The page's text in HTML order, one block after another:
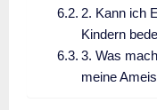
2. Kann ich
Kindern
3. Was
meine